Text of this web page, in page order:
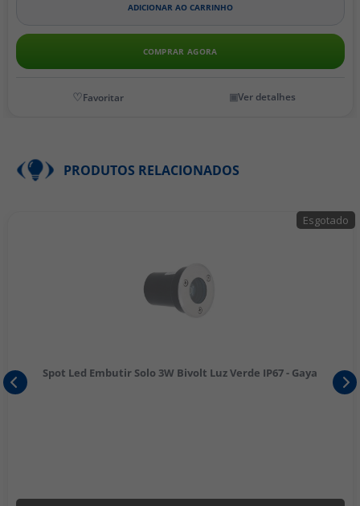
ADICIONAR AO CARRINHO
COMPRAR AGORA
Ver detalhes
PRODUTOS RELACIONADOS
Spot Led Embutir Solo 3W Bivolt Luz Verde IP67 - Gaya